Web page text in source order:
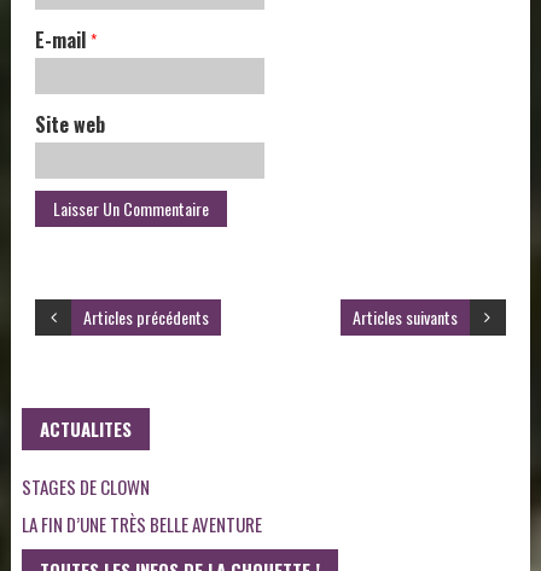
E-mail*
Site web
Articles suivants
Articles précédents
ACTUALITES
STAGES DE CLOWN
LA FIN D’UNE TRÈS BELLE AVENTURE